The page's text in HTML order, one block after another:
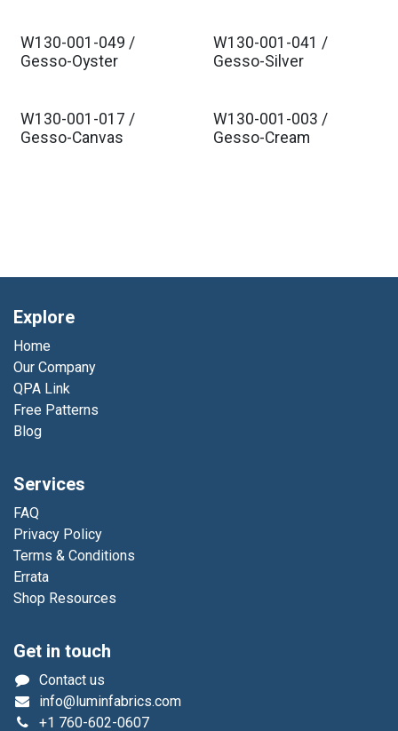
Est. Ship Jan 2026
W130-001-049 /
Gesso-Oyster
Est. Ship Jan 2026
W130-001-041 /
Gesso-Silver
Est. Ship Jan 2026
W130-001-017 /
Gesso-Canvas
Est. Ship Jan 2026
W130-001-003 /
Gesso-Cream
Explore
Home
Our Company
QPA Link
Free Patterns
Blog
Services
FAQ
Privacy Policy
Terms & Conditions
Errata
Shop Resources
Get in touch
Contact us
info@luminfabrics.com
+1 760-602-0607